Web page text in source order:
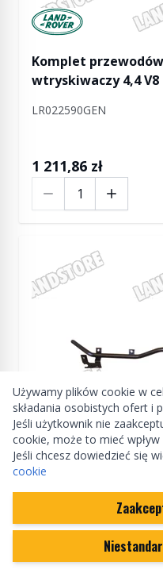
Używamy plików cookie w
składania osobistych ofert i
Jeśli użytkownik nie
cookie, może to mieć wpływ
Jeśli chcesz dowiedzieć się
cookie
Manufactured by Land
Komplet
wtryskiwaczy 4,4 V8
LR022590GEN
1 211,86 zł
Manufactured by
Komplet rur